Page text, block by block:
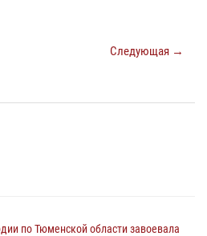
Следующая →
по Тюменской области завоевала